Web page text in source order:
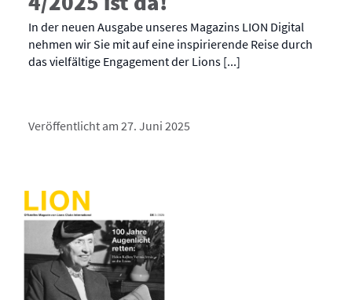
In der neuen Ausgabe unseres Magazins LION Digital
nehmen wir Sie mit auf eine inspirierende Reise durch
das vielfältige Engagement der Lions [...]
Veröffentlicht am 27. Juni 2025